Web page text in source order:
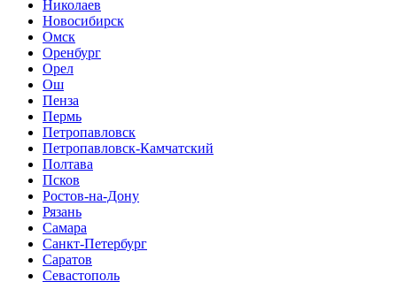
Николаев
Новосибирск
Омск
Оренбург
Орел
Ош
Пенза
Пермь
Петропавловск
Петропавловск-Камчатский
Полтава
Псков
Ростов-на-Дону
Рязань
Самара
Санкт-Петербург
Саратов
Севастополь